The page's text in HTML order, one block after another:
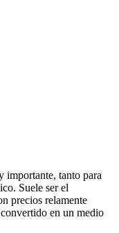
importante, tanto para
Suele ser el
precios relamente
en un medio